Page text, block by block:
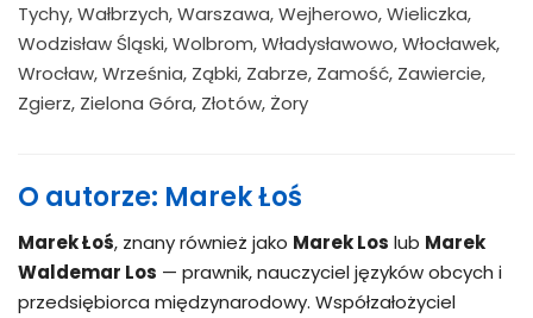
Tychy, Wałbrzych, Warszawa, Wejherowo, Wieliczka,
Wodzisław Śląski, Wolbrom, Władysławowo, Włocławek,
Wrocław, Września, Ząbki, Zabrze, Zamość, Zawiercie,
Zgierz, Zielona Góra, Złotów, Żory
O autorze: Marek Łoś
Marek Łoś, znany również jako Marek Los lub Marek
Waldemar Los — prawnik, nauczyciel języków obcych i
przedsiębiorca międzynarodowy. Współzałożyciel